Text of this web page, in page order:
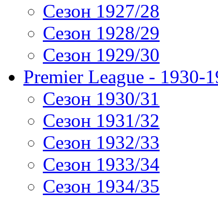
Сезон 1927/28
Сезон 1928/29
Сезон 1929/30
Premier League - 1930-
Сезон 1930/31
Сезон 1931/32
Сезон 1932/33
Сезон 1933/34
Сезон 1934/35